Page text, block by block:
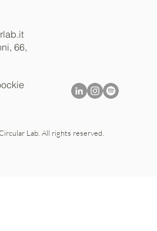
66,
Lab. All rights reserved.